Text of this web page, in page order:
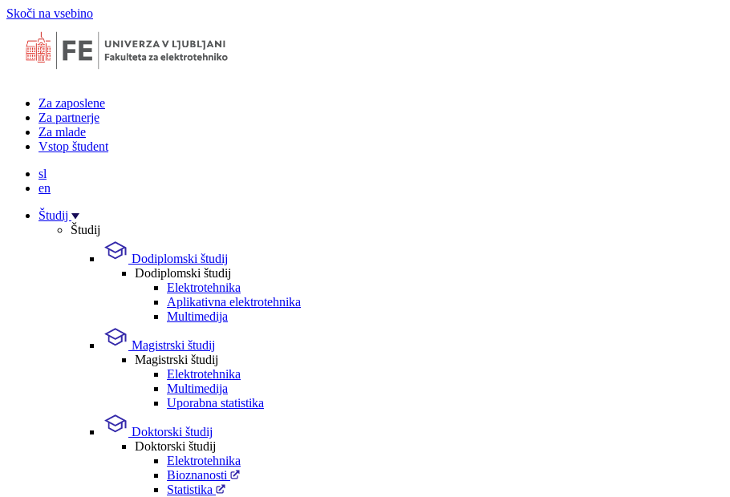
Skoči na vsebino
Za zaposlene
Za partnerje
Za mlade
Vstop študent
sl
en
Študij
Študij
Dodiplomski študij
Dodiplomski študij
Elektrotehnika
Aplikativna elektrotehnika
Multimedija
Magistrski študij
Magistrski študij
Elektrotehnika
Multimedija
Uporabna statistika
Doktorski študij
Doktorski študij
Elektrotehnika
Bioznanosti
Statistika